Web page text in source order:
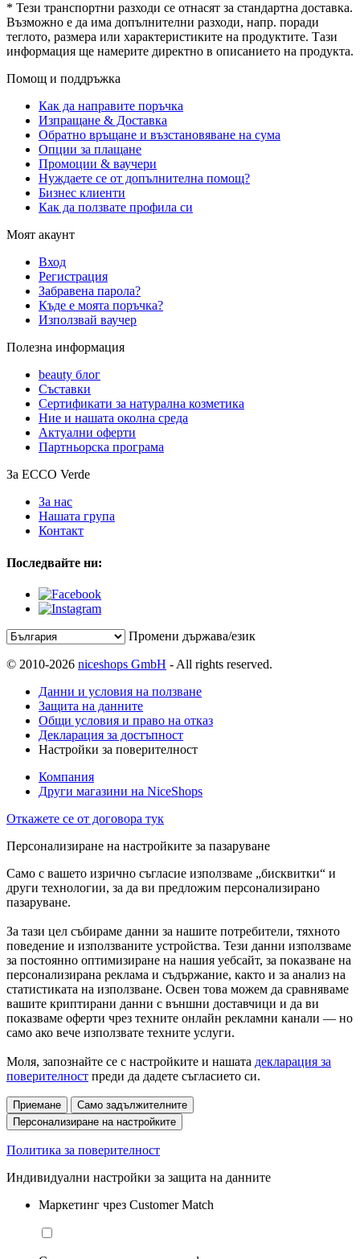
* Тези транспортни разходи се отнасят за стандартна доставка.
Възможно е да има допълнителни разходи, напр. поради
теглото, размера или характеристиките на продуктите. Тази
информация ще намерите директно в описанието на продукта.
Помощ и поддръжка
Как да направите поръчка
Изпращане & Доставка
Обратно връщане и възстановяване на сума
Опции за плащане
Промоции & ваучери
Нуждаете се от допълнителна помощ?
Бизнес клиенти
Как да ползвате профила си
Моят акаунт
Вход
Регистрация
Забравена парола?
Къде е моята поръчка?
Използвай ваучер
Полезна информация
beauty блог
Съставки
Сертификати за натурална козметика
Ние и нашата околна среда
Актуални оферти
Партньорска програма
За ECCO Verde
За нас
Нашата група
Контакт
Последвайте ни:
Промени държава/език
© 2010-2026 niceshops GmbH - All rights reserved.
Данни и условия на ползване
Защита на данните
Общи условия и право на отказ
Декларация за достъпност
Настройки за поверителност
Компания
Други магазини на NiceShops
Откажете се от договора тук
Персонализиране на настройките за пазаруване
Само с вашето изрично съгласие използваме „бисквитки“ и
други технологии, за да ви предложим персонализирано
пазаруване.
За тази цел събираме данни за нашите потребители, тяхното
поведение и използваните устройства. Тези данни използваме
за постоянно оптимизиране на нашия уебсайт, за показване на
персонализирана реклама и съдържание, както и за анализ на
статистиката на използване. Освен това можем да сравняваме
вашите криптирани данни с външни доставчици и да ви
показваме оферти чрез техните онлайн рекламни канали — но
само ако вече използвате техните услуги.
Моля, запознайте се с настройките и нашата декларация за
поверителност преди да дадете съгласието си.
Приемане
Само задължителните
Персонализиране на настройките
Политика за поверителност
Индивидуални настройки за защита на данните
Маркетинг чрез Customer Match